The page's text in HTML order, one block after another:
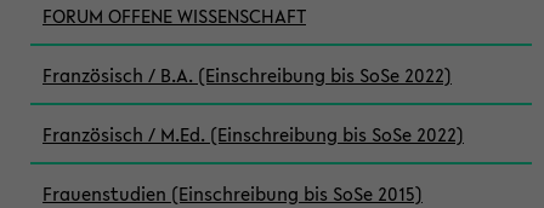
FORUM OFFENE WISSENSCHAFT
Französisch / B.A. (Einschreibung bis SoSe 2022)
Französisch / M.Ed. (Einschreibung bis SoSe 2022)
Frauenstudien (Einschreibung bis SoSe 2015)